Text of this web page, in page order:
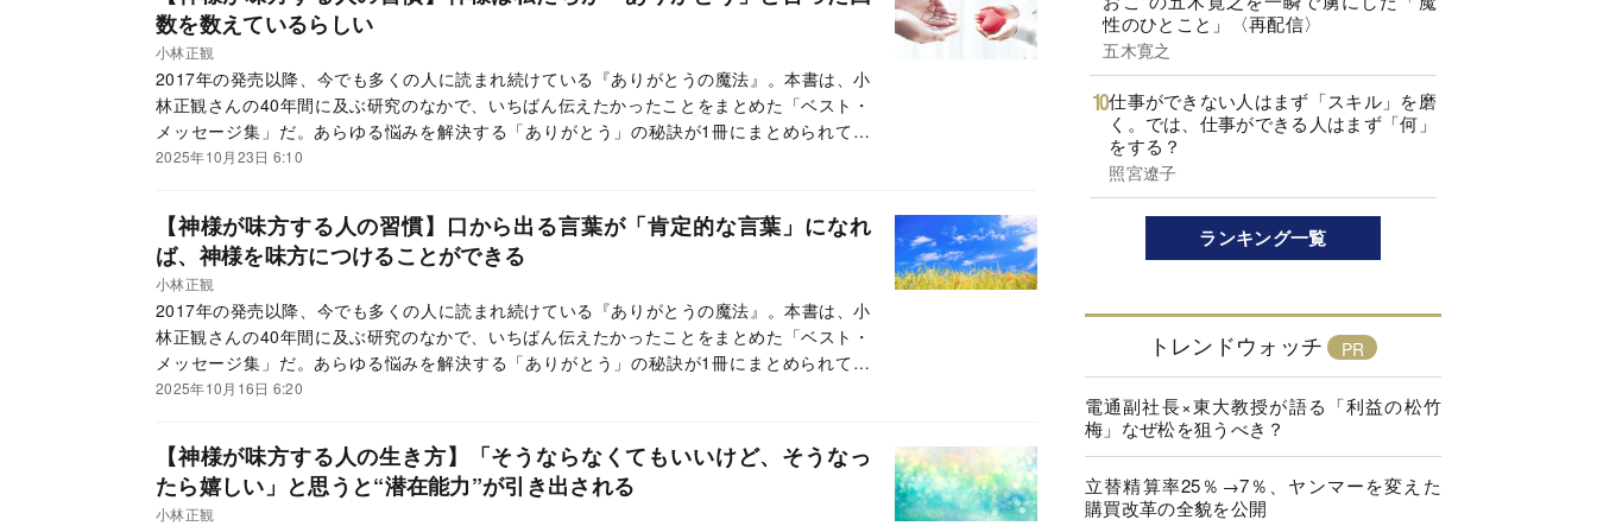
数を数えているらしい
小林正観
2017年の発売以降、今でも多くの人に読まれ続けている『ありがとうの魔法』。本書は、小
林正観さんの40年間に及ぶ研究のなかで、いちばん伝えたかったことをまとめた「ベスト・
メッセージ集」だ。あらゆる悩みを解決する「ありがとう」の秘訣が1冊にまとめられてい
て、読者からの大きな反響を呼んでいる。この連載では、本書のエッセンスの一部をお伝えし
2025年10月23日 6:10
【神様が味方する人の習慣】口から出る言葉が「肯定的な言葉」になれ
ば、神様を味方につけることができる
小林正観
2017年の発売以降、今でも多くの人に読まれ続けている『ありがとうの魔法』。本書は、小
林正観さんの40年間に及ぶ研究のなかで、いちばん伝えたかったことをまとめた「ベスト・
メッセージ集」だ。あらゆる悩みを解決する「ありがとう」の秘訣が1冊にまとめられてい
て、読者からの大きな反響を呼んでいる。この連載では、本書のエッセンスの一部をお伝えし
2025年10月16日 6:20
【神様が味方する人の生き方】「そうならなくてもいいけど、そうなっ
たら嬉しい」と思うと“潜在能力”が引き出される
小林正観
性のひとこと」〈再配信〉
五木寛之
仕事ができない人はまず「スキル」を磨
く。では、仕事ができる人はまず「何」
をする？
照宮遼子
ランキング一覧
トレンドウォッチ
電通副社長×東大教授が語る「利益の松竹
梅」なぜ松を狙うべき？
立替精算率25％→7％、ヤンマーを変えた
購買改革の全貌を公開